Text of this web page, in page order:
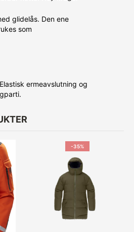
glidelås. Den ene
som
Elastisk ermeavslutning og
-35%